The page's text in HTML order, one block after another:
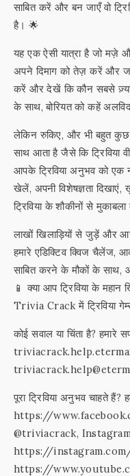
साबित करें और बन जाएँ वो
है। 🌟
यह एक ऐसी यात्रा है जो मज़े
अपने दिमाग को तेज़ करें और
करें और देखें कि कौन सबसे
के साथ, बोरियत को कहें
लेकिन रुकिए, और भी बहुत
साथ आता है जैसे कि ट्रिविया
आपके ट्रिविया अनुभव को एक
खेलें, अपनी विशेषज्ञता
ट्रिविया के शौकीनों से
लाखों खिलाड़ियों से जुड़ें और
हमारे एडिक्टिव क्विज चैलेंज,
साबित करने के मौकों के साथ,
📱 क्या आप ट्रिविया के
Trivia Crack में ट्रिविया
कोई सवाल या चिंता है? हमारे
पूरा ट्रिविया अनुभव चाहते
https://
@triviacrack,
https://
https://